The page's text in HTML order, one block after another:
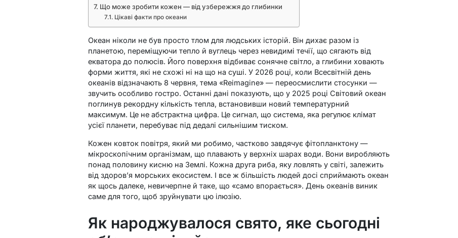
Що може зробити кожен — від узбережжя до глибинки
Цікаві факти про океани
Океан ніколи не був просто тлом для людських історій. Він дихає разом із
планетою, переміщуючи тепло й вуглець через невидимі течії, що сягають від
екватора до полюсів. Його поверхня відбиває сонячне світло, а глибини ховають
форми життя, які не схожі ні на що на суші. У 2026 році, коли Всесвітній день
океанів відзначають 8 червня, тема «Reimagine» — переосмислити стосунки —
звучить особливо гостро. Останні дані показують, що у 2025 році Світовий океан
поглинув рекордну кількість тепла, встановивши новий температурний
максимум. Це не абстрактна цифра. Це сигнал, що система, яка регулює клімат
усієї планети, перебуває під дедалі сильнішим тиском.
Кожен ковток повітря, який ми робимо, частково завдячує фітопланктону —
мікроскопічним організмам, що плавають у верхніх шарах води. Вони виробляють
понад половину кисню на Землі. Кожна друга риба, яку ловлять у світі, залежить
від здоров’я морських екосистем. І все ж більшість людей досі сприймають океан
як щось далеке, невичерпне й таке, що «само впорається». День океанів виник
саме для того, щоб зруйнувати цю ілюзію.
Як народжувалося свято, яке сьогодні